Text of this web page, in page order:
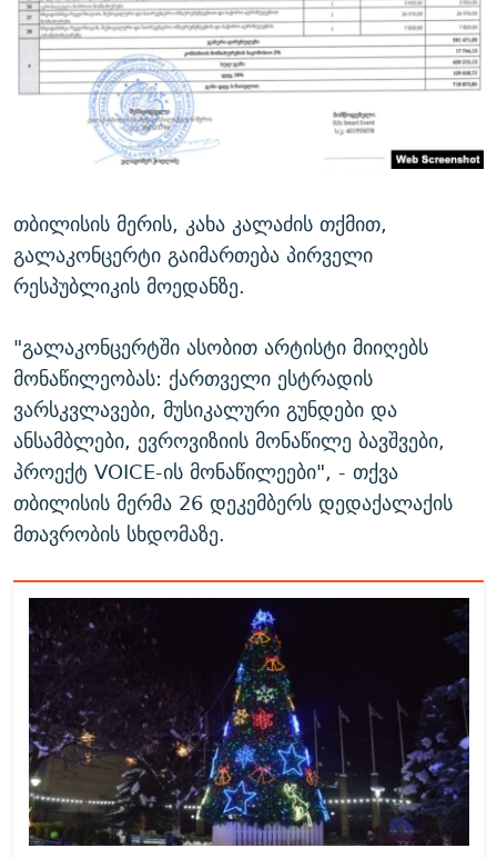
თბილისის მერის, კახა კალაძის თქმით,
გალაკონცერტი გაიმართება პირველი
რესპუბლიკის მოედანზე.
"გალაკონცერტში ასობით არტისტი მიიღებს
მონაწილეობას: ქართველი ესტრადის
ვარსკვლავები, მუსიკალური გუნდები და
ანსამბლები, ევროვიზიის მონაწილე ბავშვები,
პროექტ VOICE-ის მონაწილეები", - თქვა
თბილისის მერმა 26 დეკემბერს დედაქალაქის
მთავრობის სხდომაზე.